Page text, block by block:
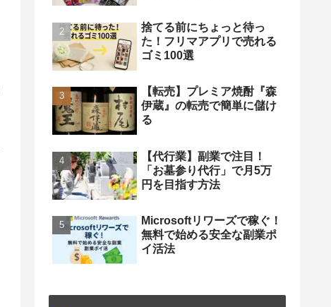
捨てる前にちょっと待っ
た！フリマアプリで売れる
ゴミ100選
【転売】プレミア焼酎『森
伊蔵』の転売で簡単に儲け
る
【代行業】副業で注目！
「お墓参り代行」で月5万
円を目指す方法
Microsoftリワーズで稼ぐ！
無料で始める安全な副業ポ
イ活法